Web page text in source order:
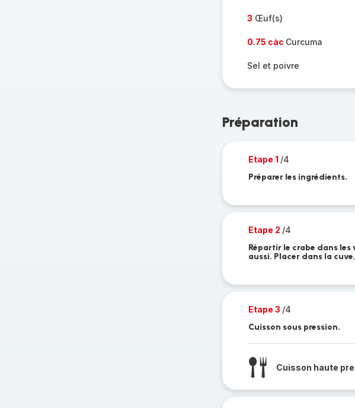
3 Œuf(s)
0.75 càc Curcuma
Sel et poivre
Préparation
Etape 1 /4
Préparer les ingrédients.
Etape 2 /4
Répartir le crabe dans
aussi. Placer dans la
Etape 3 /4
Cuisson sous pression.
Cuisson haute